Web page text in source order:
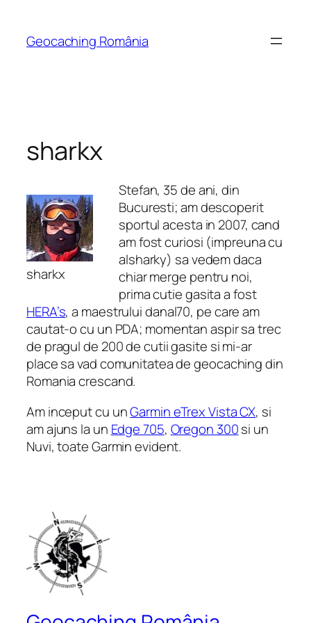
content
Geocaching România
sharkx
sharkx
Stefan, 35 de ani, din
Bucuresti; am descoperit
sportul acesta in 2007, cand
am fost curiosi (impreuna cu
alsharky) sa vedem daca
chiar merge pentru noi,
prima cutie gasita a fost
HERA’s, a maestrului danal70, pe care am
cautat-o cu un PDA; momentan aspir sa trec
de pragul de 200 de cutii gasite si mi-ar
place sa vad comunitatea de geocaching din
Romania crescand.
Am inceput cu unGarmin eTrex Vista CX, si
am ajuns la un Edge 705, Oregon 300si un
Nuvi, toate Garmin evident.